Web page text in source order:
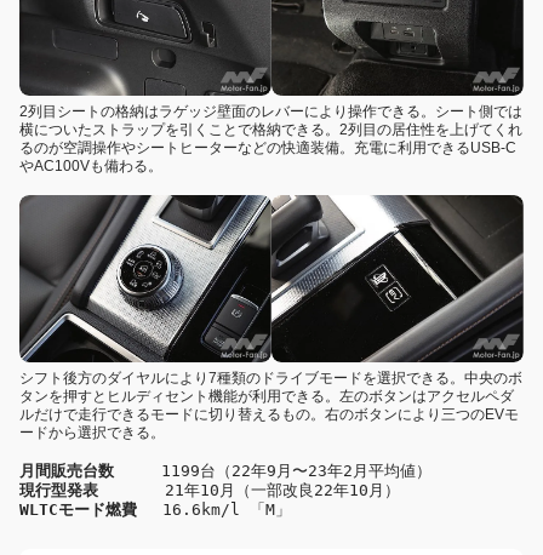
2列目シートの格納はラゲッジ壁面のレバーにより操作できる。シート側では
横についたストラップを引くことで格納できる。2列目の居住性を上げてくれ
るのが空調操作やシートヒーターなどの快適装備。充電に利用できるUSB-C
やAC100Vも備わる。
シフト後方のダイヤルにより7種類のドライブモードを選択できる。中央のボ
タンを押すとヒルディセント機能が利用できる。左のボタンはアクセルペダ
ルだけで走行できるモードに切り替えるもの。右のボタンにより三つのEVモ
ードから選択できる。
月間販売台数
現行型発表
WLTCモード燃費 16.6km/l 「M」